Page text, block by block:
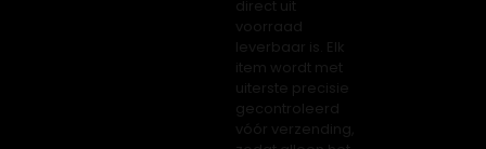
direct uit
voorraad
leverbaar is. Elk
item wordt met
uiterste precisie
gecontroleerd
vóór verzending,